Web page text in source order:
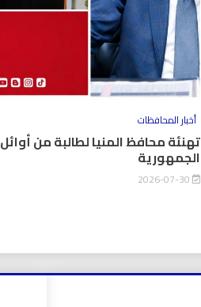
أخبار المحافظات
تهنئة محافظ المنيا لطالبة من أوائل
الجمهورية